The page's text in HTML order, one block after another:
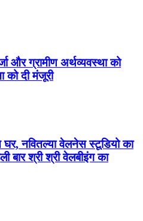
और ग्रामीण अर्थव्यवस्था को
को दी मंजूरी
नवितल्या वेलनेस स्टूडियो का
बार श्री श्री वेलबीइंग का